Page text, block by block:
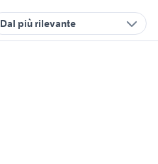
Dal più rilevante